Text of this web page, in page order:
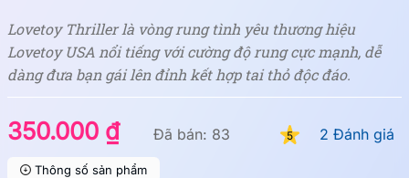
350.000 ₫ Đã bán: 83 5 2 Đánh giá
Thông số sản phẩm
Lovetoy Thriller là vòng rung tình yêu thương hiệu
Lovetoy USA nổi tiếng với cường độ rung cực mạnh, dễ
dàng đưa bạn gái lên đỉnh kết hợp tai thỏ độc đáo.